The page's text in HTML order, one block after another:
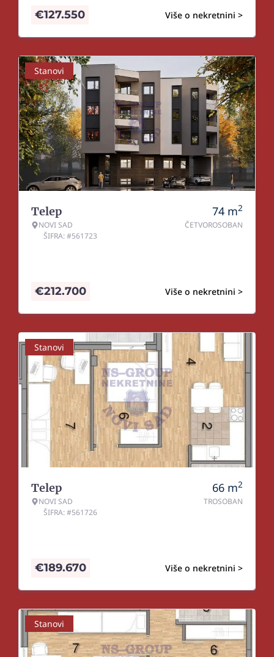
Više o nekretnini >
€127.550
Stanovi
Telep
NOVI SAD
ŠIFRA: #561723
74 m2
ČETVOROSOBAN
Više o nekretnini >
€212.700
Stanovi
Telep
NOVI SAD
ŠIFRA: #561726
66 m2
TROSOBAN
Više o nekretnini >
€189.670
Stanovi